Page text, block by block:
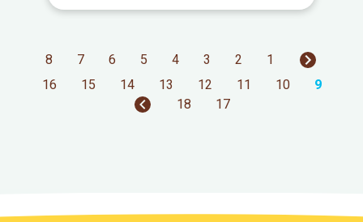
1
2
3
4
5
6
7
8
9
10
11
12
13
14
15
16
17
18